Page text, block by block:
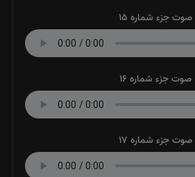
صوت جزء شماره 15
صوت جزء شماره 16
صوت جزء شماره 17